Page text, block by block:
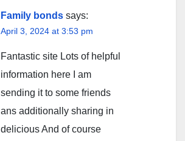
Family bonds says:
April 3, 2024 at 3:53 pm
Fantastic site Lots of helpful
information here I am
sending it to some friends
ans additionally sharing in
delicious And of course